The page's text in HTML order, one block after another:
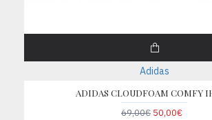
Adidas
ADIDAS CLOUDFOAM COMFY
69,00€ 50,00€